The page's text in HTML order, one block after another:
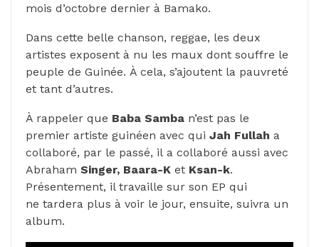
mois d’octobre dernier à Bamako.
Dans cette belle chanson, reggae, les deux
artistes exposent à nu les maux dont souffre le
peuple de Guinée. À cela, s’ajoutent la pauvreté
et tant d’autres.
À rappeler que Baba Samba n’est pas le
premier artiste guinéen avec qui Jah Fullah a
collaboré, par le passé, il a collaboré aussi avec
Abraham Singer, Baara-K et Ksan-k.
Présentement, il travaille sur son EP qui
ne tardera plus à voir le jour, ensuite, suivra un
album.